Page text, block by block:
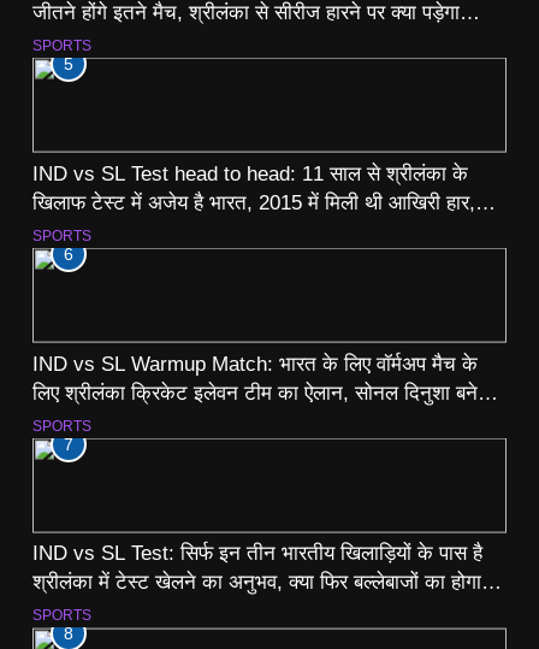
जीतने होंगे इतने मैच, श्रीलंका से सीरीज हारने पर क्या पड़ेगा
असर? समझें पूरा गणित
SPORTS
5
IND vs SL Test head to head: 11 साल से श्रीलंका के
खिलाफ टेस्ट में अजेय है भारत, 2015 में मिली थी आखिरी हार,
देखें रिकॉर्ड
SPORTS
6
IND vs SL Warmup Match: भारत के लिए वॉर्मअप मैच के
लिए श्रीलंका क्रिकेट इलेवन टीम का ऐलान, सोनल दिनुशा बने
कप्तान
SPORTS
7
IND vs SL Test: सिर्फ इन तीन भारतीय खिलाड़ियों के पास है
श्रीलंका में टेस्ट खेलने का अनुभव, क्या फिर बल्लेबाजों का होगा
बुरा हाल?
SPORTS
8